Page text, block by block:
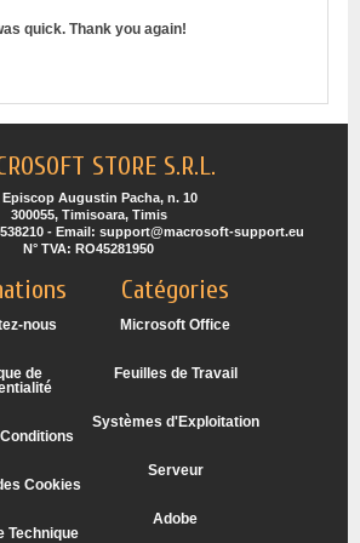
quick. Thank you again!
STORE S.R.L.
Episcop Augustin Pacha, n. 10
300055, Timisoara, Timis
- Email: support@macrosoft-support.eu
N° TVA: RO45281950
nous
de
Cookies
Technique
Catégories
Microsoft Office
Feuilles de Travail
Systèmes d'Exploitation
Serveur
Adobe